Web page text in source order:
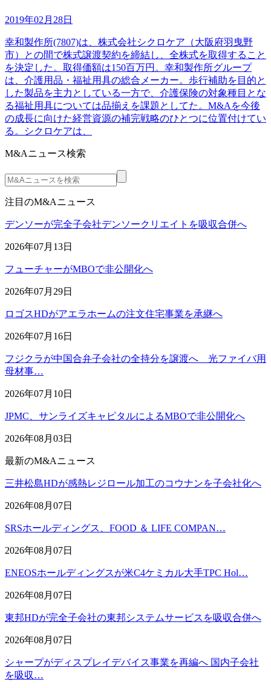
2019年02月28日
幸和製作所(7807)は、株式会社シクロケア（大阪府羽曳野
市）との間で株式譲渡契約を締結し、全株式を取得すること
を決定した。取得価額は150百万円。幸和製作所グループ
は、介護用品・福祉用具の総合メーカー。歩行補助を目的と
した製品を主力としている一方で、介護保険の対象種目とな
る福祉用具については品揃えを課題としてた。M&Aを今後
の成長に向けた経営資源の補完戦略のひとつに位置付けてい
る。シクロケアは、
M&Aニュース検索
注目のM&Aニュース
デンソーが完全子会社デンソークリエイトを吸収合併へ
2026年07月13日
フューチャーがMBOで非公開化へ
2026年07月29日
ロゴスHDがアエラホームの注文住宅事業を承継へ
2026年07月16日
フジクラが中国合弁子会社の全持分を譲渡へ 光ファイバ用
母材事…
2026年07月10日
JPMC、サンライズキャピタルによるMBOで非公開化へ
2026年08月03日
最新のM&Aニュース
三井松島HDが感熱レジロール加工のコウナンを子会社化へ
2026年08月07日
SRSホールディングス、FOOD ＆ LIFE COMPAN…
2026年08月07日
ENEOSホールディングスが米C4ケミカル大手TPC Hol…
2026年08月07日
東邦HDが完全子会社の東邦システムサービスを吸収合併へ
2026年08月07日
シャープがディスプレイデバイス事業を再編へ 国内子会社
を吸収…